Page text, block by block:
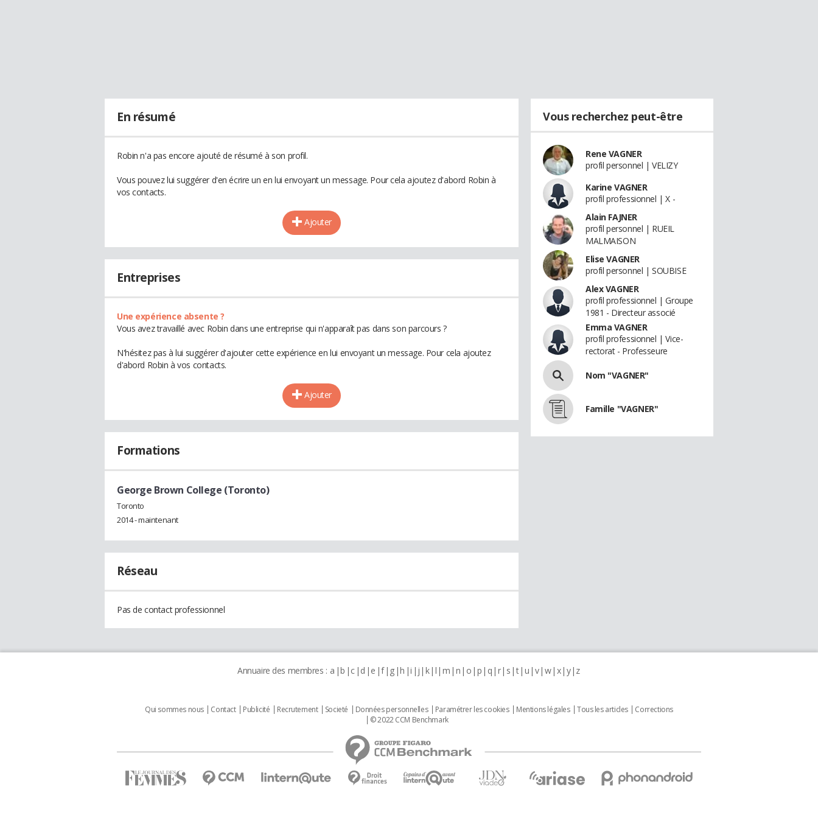
En résumé
Robin n'a pas encore ajouté de résumé à son profil.
Vous pouvez lui suggérer d'en écrire un en lui envoyant un message. Pour cela ajoutez d'abord Robin à
vos contacts.
Ajouter
Entreprises
Une expérience absente ?
Vous avez travaillé avec Robin dans une entreprise qui n'apparaît pas dans son parcours ?
N'hésitez pas à lui suggérer d'ajouter cette expérience en lui envoyant un message. Pour cela ajoutez
d'abord Robin à vos contacts.
Ajouter
Formations
George Brown College (Toronto)
Toronto
2014 - maintenant
Réseau
Pas de contact professionnel
Vous recherchez peut-être
Rene VAGNER
profil personnel | VELIZY
Karine VAGNER
profil professionnel | X -
Alain FAJNER
profil personnel | RUEIL
MALMAISON
Elise VAGNER
profil personnel | SOUBISE
Alex VAGNER
profil professionnel | Groupe
1981 - Directeur associé
Emma VAGNER
profil professionnel | Vice-
rectorat - Professeure
Nom "VAGNER"
Famille "VAGNER"
Annuaire des membres : a b c d e f g h i j k l m n o p q r s t u v w x y z
Qui sommes nous Contact Publicité Recrutement Societé Données personnelles Paramétrer les cookies Mentions légales Tous les articles
Corrections
© 2022 CCM Benchmark